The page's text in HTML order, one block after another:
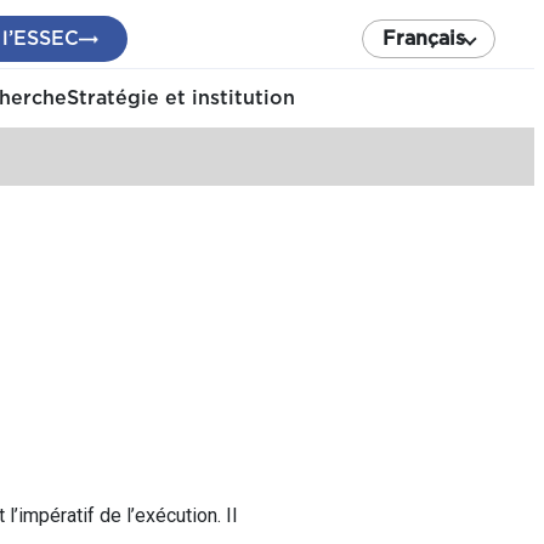
Français
Stratégie et institution
de l’exécution. Il